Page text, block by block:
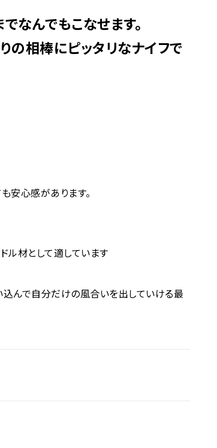
なんでもこなせます。
の相棒にピッタリなナイフで
安心感があります。
ル材として適しています
込んで自分だけの風合いを出していける最